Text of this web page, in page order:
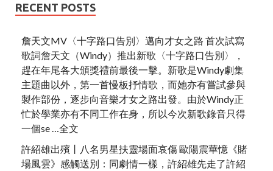
RECENT POSTS
詹天文MV〈十字路口告別〉邁向才女之路 首次試寫
歌詞詹天文（Windy）推出新歌〈十字路口告別〉，
趕在年尾各大頒獎禮前最後一擊。新歌是Windy劇集
主題曲以外，第一首慢板抒情歌，而她亦有嘗試參與
製作部份，逐步向音樂才女之路出發。由於Windy正
忙於學業亦有不同工作在身，所以今次新歌錄音只得
一個se …全文
許紹雄出殯丨八名男星扶靈場面哀傷 歐陽震華憶《賭
場風雲》感觸送別：同劇情一樣，許紹雄先走了許紹